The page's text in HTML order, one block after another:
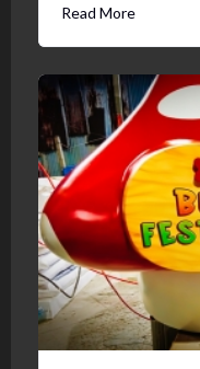
Read More